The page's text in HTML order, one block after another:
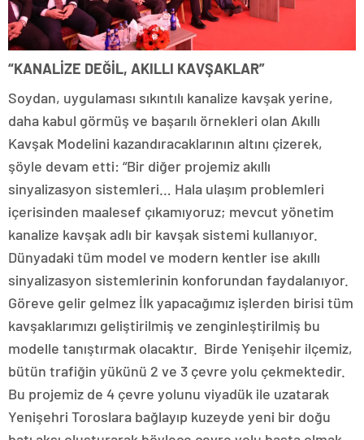
“KANALİZE DEĞİL, AKILLI KAVŞAKLAR”
Soydan, uygulaması sıkıntılı kanalize kavşak yerine,
daha kabul görmüş ve başarılı örnekleri olan Akıllı
Kavşak Modelini kazandıracaklarının altını çizerek,
şöyle devam etti: “Bir diğer projemiz akıllı
sinyalizasyon sistemleri… Hala ulaşım problemleri
içerisinden maalesef çıkamıyoruz; mevcut yönetim
kanalize kavşak adlı bir kavşak sistemi kullanıyor.
Dünyadaki tüm model ve modern kentler ise akıllı
sinyalizasyon sistemlerinin konforundan faydalanıyor.
Göreve gelir gelmez İlk yapacağımız işlerden birisi tüm
kavşaklarımızı geliştirilmiş ve zenginleştirilmiş bu
modelle tanıştırmak olacaktır. Birde Yenişehir ilçemiz,
bütün trafiğin yükünü 2 ve 3 çevre yolu çekmektedir.
Bu projemiz de 4 çevre yolunu viyadük ile uzatarak
Yenişehri Toroslara bağlayıp kuzeyde yeni bir doğu